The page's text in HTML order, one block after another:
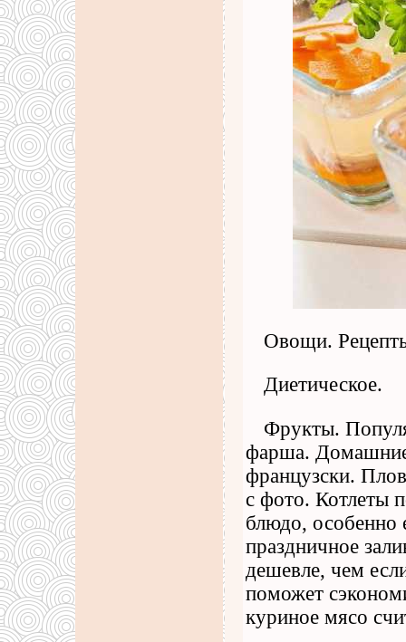
Овощи.
Диетическое.
Фрукты.
фарша.
французски.
с фото. Котлеты
блюдо, особенно
праздничное
дешевле, чем
поможет
куриное мясо